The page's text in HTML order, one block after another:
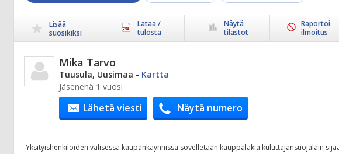
Lisää
suosikiksi
Lataa /
tulosta
Näytä
tilastot
Raportoi
ilmoitus
Mika Tarvo
Tuusula, Uusimaa - Kartta
Jäsenenä 1 vuosi
Lähetä viesti Näytä numero
Yksityishenkilöiden välisessä kaupankäynnissä sovelletaan kauppalakia kuluttajansuojalain